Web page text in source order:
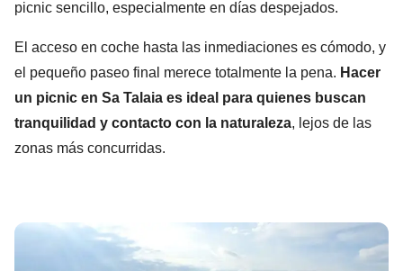
picnic sencillo, especialmente en días despejados.
El acceso en coche hasta las inmediaciones es cómodo, y
el pequeño paseo final merece totalmente la pena. Hacer
un picnic en Sa Talaia es ideal para quienes buscan
tranquilidad y contacto con la naturaleza, lejos de las
zonas más concurridas.